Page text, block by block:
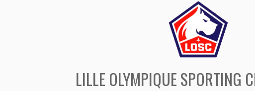
LILLE OLYMPIQUE SPORTING